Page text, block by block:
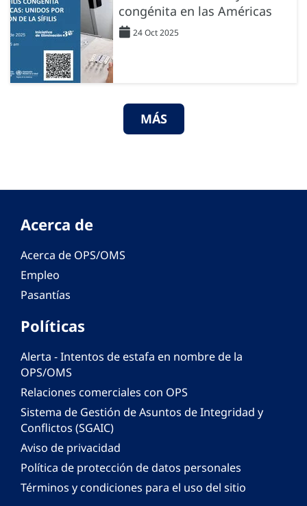
congénita en las Américas
24 Oct 2025
MÁS
Acerca de
Acerca de OPS/OMS
Empleo
Pasantías
Políticas
Alerta - Intentos de estafa en nombre de la
OPS/OMS
Relaciones comerciales con OPS
Sistema de Gestión de Asuntos de Integridad y
Conflictos (SGAIC)
Aviso de privacidad
Política de protección de datos personales
Términos y condiciones para el uso del sitio